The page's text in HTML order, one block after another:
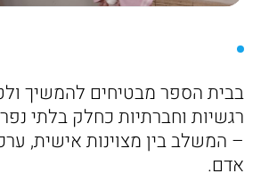
בבית הספר מבטיחים להמשיך
רגשיות וחברתיות כחלק בלתי
– המשלב בין מצוינות אישית,
אדם.